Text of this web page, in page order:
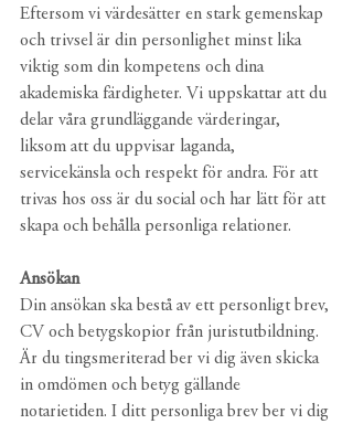
Eftersom vi värdesätter en stark gemenskap
och trivsel är din personlighet minst lika
viktig som din kompetens och dina
akademiska färdigheter. Vi uppskattar att du
delar våra grundläggande värderingar,
liksom att du uppvisar laganda,
servicekänsla och respekt för andra. För att
trivas hos oss är du social och har lätt för att
skapa och behålla personliga relationer.
Ansökan
Din ansökan ska bestå av ett personligt brev,
CV och betygskopior från juristutbildning.
Är du tingsmeriterad ber vi dig även skicka
in omdömen och betyg gällande
notarietiden. I ditt personliga brev ber vi dig